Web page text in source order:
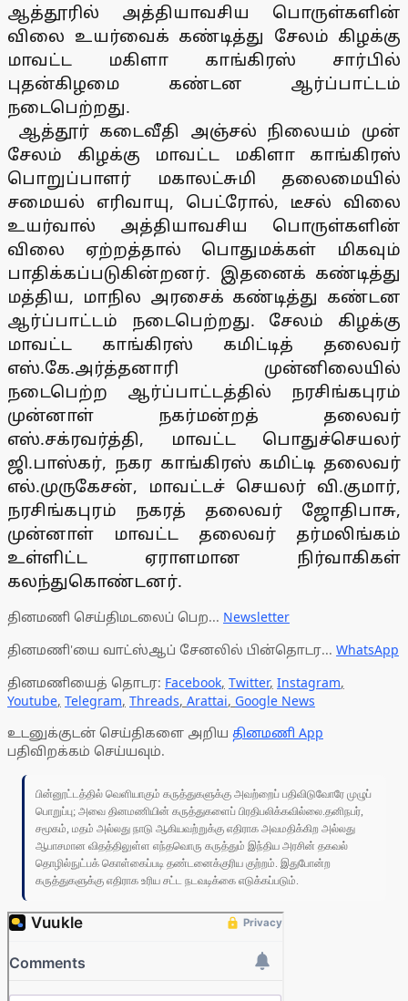
ஆத்தூரில் அத்தியாவசிய பொருள்களின்
விலை உயர்வைக் கண்டித்து சேலம் கிழக்கு
மாவட்ட மகிளா காங்கிரஸ் சார்பில்
புதன்கிழமை கண்டன ஆர்ப்பாட்டம்
நடைபெற்றது.
ஆத்தூர் கடைவீதி அஞ்சல் நிலையம் முன்
சேலம் கிழக்கு மாவட்ட மகிளா காங்கிரஸ்
பொறுப்பாளர் மகாலட்சுமி தலைமையில்
சமையல் எரிவாயு, பெட்ரோல், டீசல் விலை
உயர்வால் அத்தியாவசிய பொருள்களின்
விலை ஏற்றத்தால் பொதுமக்கள் மிகவும்
பாதிக்கப்படுகின்றனர். இதனைக் கண்டித்து
மத்திய, மாநில அரசைக் கண்டித்து கண்டன
ஆர்ப்பாட்டம் நடைபெற்றது. சேலம் கிழக்கு
மாவட்ட காங்கிரஸ் கமிட்டித் தலைவர்
எஸ்.கே.அர்த்தனாரி முன்னிலையில்
நடைபெற்ற ஆர்ப்பாட்டத்தில் நரசிங்கபுரம்
முன்னாள் நகர்மன்றத் தலைவர்
எஸ்.சக்ரவர்த்தி, மாவட்ட பொதுச்செயலர்
ஜி.பாஸ்கர், நகர காங்கிரஸ் கமிட்டி தலைவர்
எல்.முருகேசன், மாவட்டச் செயலர் வி.குமார்,
நரசிங்கபுரம் நகரத் தலைவர் ஜோதிபாசு,
முன்னாள் மாவட்ட தலைவர் தர்மலிங்கம்
உள்ளிட்ட ஏராளமான நிர்வாகிகள்
கலந்துகொண்டனர்.
தினமணி செய்திமடலைப் பெற... Newsletter
தினமணி'யை வாட்ஸ்ஆப் சேனலில் பின்தொடர... WhatsApp
தினமணியைத் தொடர: Facebook, Twitter, Instagram,
Youtube, Telegram, Threads, Arattai, Google News
உடனுக்குடன் செய்திகளை அறிய தினமணி App
பதிவிறக்கம் செய்யவும்.
பின்னூட்டத்தில் வெளியாகும் கருத்துகளுக்கு அவற்றைப் பதிவிடுவோரே முழுப்
பொறுப்பு; அவை தினமணியின் கருத்துகளைப் பிரதிபலிக்கவில்லை.தனிநபர்,
சமூகம், மதம் அல்லது நாடு ஆகியவற்றுக்கு எதிராக அவமதிக்கிற அல்லது
ஆபாசமான விதத்திலுள்ள எந்தவொரு கருத்தும் இந்திய அரசின் தகவல்
தொழில்நுட்பக் கொள்கைப்படி தண்டனைக்குரிய குற்றம். இதுபோன்ற
கருத்துகளுக்கு எதிராக உரிய சட்ட நடவடிக்கை எடுக்கப்படும்.